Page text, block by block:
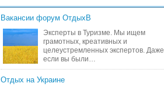
Вакансии форум ОтдыхВ
Эксперты в Туризме. Мы ищем
грамотных, креативных и
целеустремленных экспертов. Даже
если вы были…
Отдых на Украине